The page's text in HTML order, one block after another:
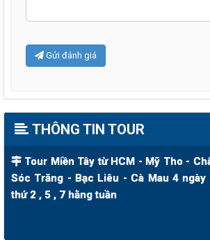
Gửi đánh giá
THÔNG TIN TOUR
Tour Miền Tây từ HCM - Mỹ Tho -
Sóc Trăng - Bạc Liêu - Cà Mau 4 ngày
thứ 2 , 5 , 7 hằng tuần